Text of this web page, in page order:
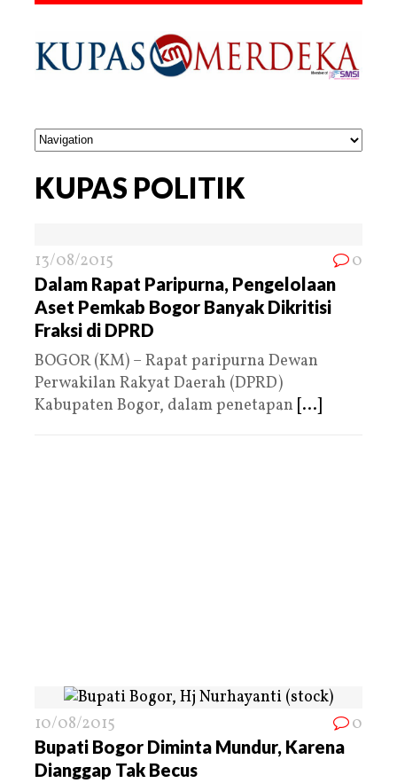
KUPAS POLITIK
13/08/2015 0
Dalam Rapat Paripurna, Pengelolaan
Aset Pemkab Bogor Banyak Dikritisi
Fraksi di DPRD
BOGOR (KM) – Rapat paripurna Dewan
Perwakilan Rakyat Daerah (DPRD)
Kabupaten Bogor, dalam penetapan [...]
10/08/2015 0
Bupati Bogor Diminta Mundur, Karena
Dianggap Tak Becus